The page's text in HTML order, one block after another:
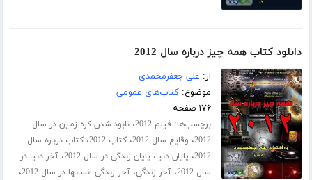
دانلود کتاب همه چیز درباره سال 2012
از: علی جعفرمحمدی
موضوع:کتاب‌های عمومی
۱۷۶ صفحه
برچسب‌ها: فیلم 2012 ،نابود شدن کره زمین در سال
2012، وقایع سال 2012 ،کتاب 2012 ،کتاب درباره سال
2012، پایان دنیا، پایان زندگی در سال 2012 ،آخر دنیا در
سال 2012
،آخر زندگی،آخر زندگی انسانها در سال 2012 ،